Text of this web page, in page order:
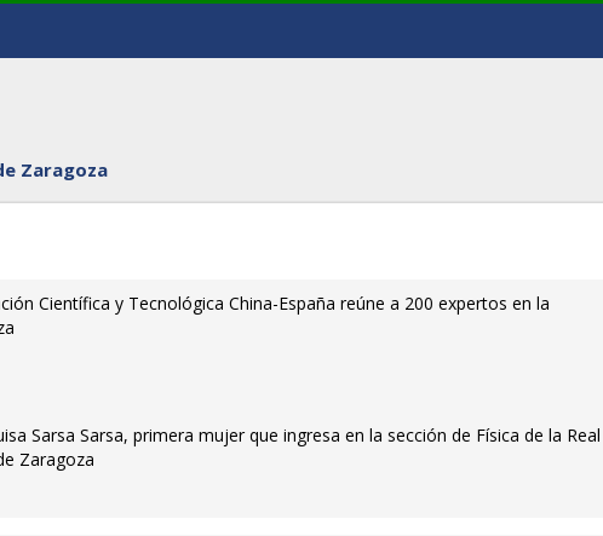
Zaragoza
Científica y Tecnológica China-España reúne a 200 expertos en la
Sarsa Sarsa, primera mujer que ingresa en la sección de Física de la Real
Zaragoza